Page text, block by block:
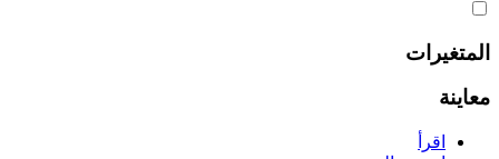
المتغيرات
معاينة
اقرأ